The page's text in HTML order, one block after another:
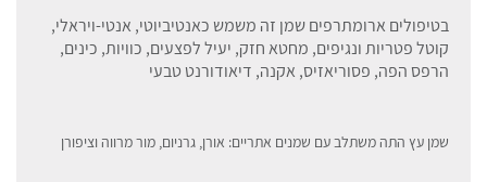
בטיפולים ארומתרפים שמן זה משמש כאנטיביוטי, אנטי-ויראלי,
קוטל פטריות ונגיפים, מחטא חזק, יעיל לפצעים, כוויות, כינים,
הרפס הפה, פסוריאזיס, אקנה, דיאודורנט טבעי
שמן עץ התה משתלב עם שמנים אתריים: אורן, גרניום, מור מרווה וציפורן